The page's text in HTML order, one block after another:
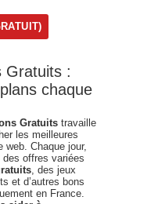
Gratuits :
chaque
Gratuits travaille
les meilleures
Chaque jour,
offres variées
, des jeux
et d’autres bons
en France.